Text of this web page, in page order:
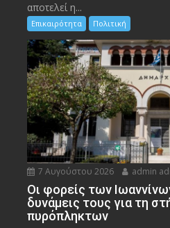
αποτελεί η...
Επικαιρότητα Πολιτική
7 Αυγούστου 2026 admin
Οι φορείς των
δυνάμεις τους για τη
πυρόπληκτων